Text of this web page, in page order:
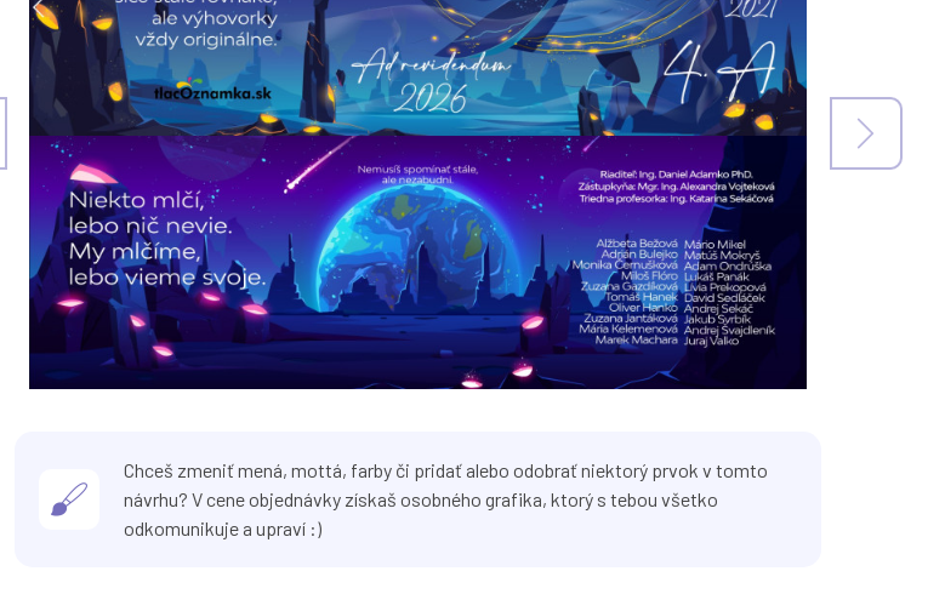
Chceš zmeniť mená, mottá, farby či pridať alebo odobrať niektorý prvok v tomto
návrhu? V cene objednávky získaš osobného grafika, ktorý s tebou všetko
odkomunikuje a upraví :)